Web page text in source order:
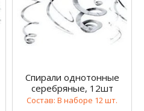
Спирали однотонные
серебряные, 12шт
Состав: В наборе 12 шт.